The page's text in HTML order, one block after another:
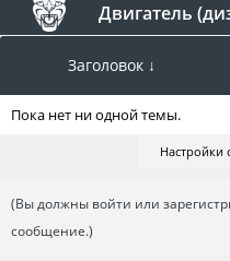
Двигатель
Заголовок ↓
Пока нет ни одной темы.
Настройки
(Вы должны войти или
сообщение.)